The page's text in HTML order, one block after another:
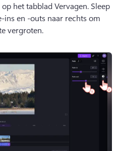
het tabblad Vervagen. Sleep
ins en -outs naar rechts om
vergroten.